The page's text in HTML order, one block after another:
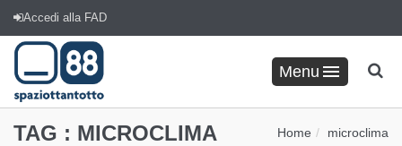
Accedi alla FAD
Menu
TAG : MICROCLIMA Home microclima